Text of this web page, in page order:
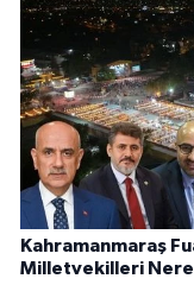
Kahramanmaraş
Milletvekilleri